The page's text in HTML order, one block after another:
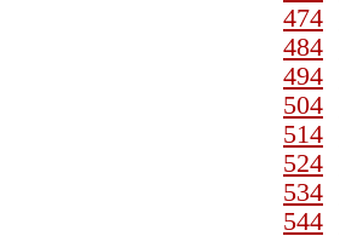
474
484
494
504
514
524
534
544